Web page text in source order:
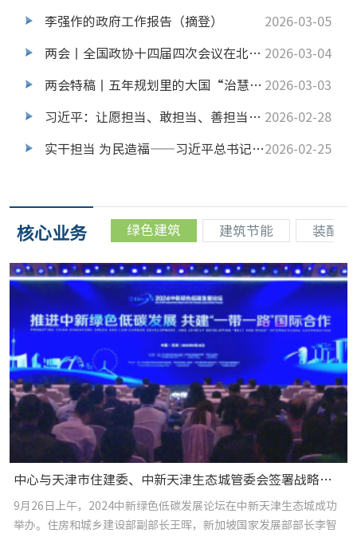
李强作的政府工作报告（摘登）
2026-03-05
两会丨全国政协十四届四次会议在北京开幕 2026-03-04
两会特稿丨五年规划里的大国“治慧”——习近平主席引领中国高质量发展的世界启迪 2026-03-03
习近平：让愿担当、敢担当、善担当蔚然成风 2026-02-28
实干担当 为民造福——习近平总书记引领全党树立和践行正确政绩观2026-02-25
核心业务 绿色建筑 建筑节能 装配
中心与天津市住建委、中新天津生态城管委会签署战略合作协议
9月26日上午，2024中新绿色低碳发展论坛在中新天津生态城成功
举办。住房和城乡建设部副部长王晖，新加坡国家发展部部长李智